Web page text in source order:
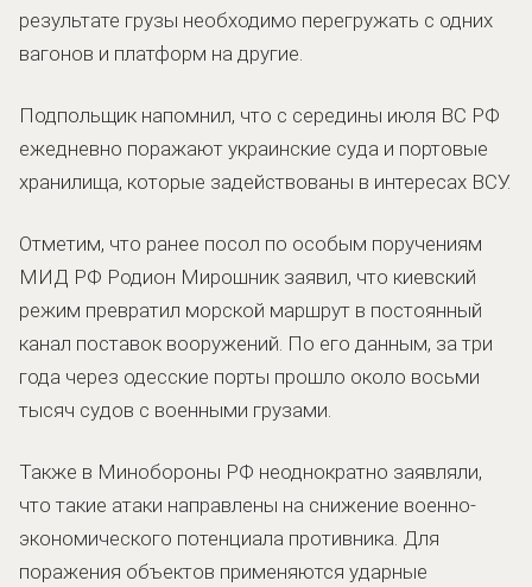
результате грузы необходимо перегружать с одних
вагонов и платформ на другие.
Подпольщик напомнил, что с середины июля ВС РФ
ежедневно поражают украинские суда и портовые
хранилища, которые задействованы в интересах ВСУ.
Отметим, что ранее посол по особым поручениям
МИД РФ Родион Мирошник заявил, что киевский
режим превратил морской маршрут в постоянный
канал поставок вооружений. По его данным, за три
года через одесские порты прошло около восьми
тысяч судов с военными грузами.
Также в Минобороны РФ неоднократно заявляли,
что такие атаки направлены на снижение военно-
экономического потенциала противника. Для
поражения объектов применяются ударные